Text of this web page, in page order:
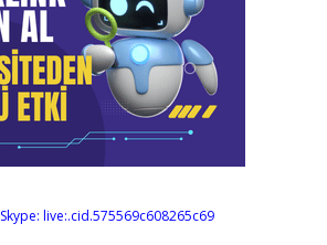
Skype: live:.cid.575569c608265c69